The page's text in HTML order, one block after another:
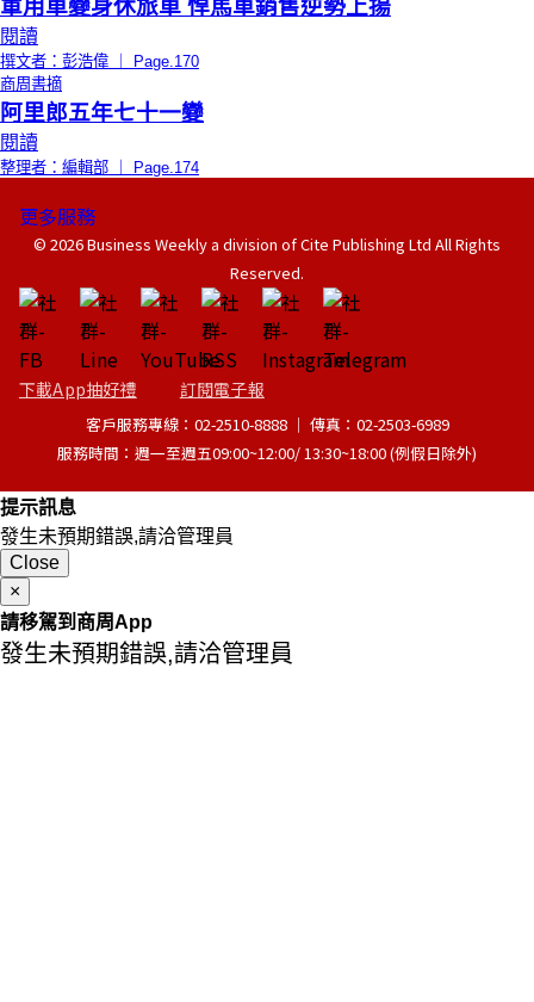
軍用車變身休旅車 悍馬車銷售逆勢上揚
閱讀
撰文者：彭浩偉 ｜ Page.170
商周書摘
阿里郎五年七十一變
閱讀
整理者：編輯部 ｜ Page.174
更多服務
© 2026 Business Weekly a division of Cite Publishing Ltd All Rights
Reserved.
下載App抽好禮 訂閱電子報
客戶服務專線：02-2510-8888 │ 傳真：02-2503-6989
服務時間：週一至週五09:00~12:00/ 13:30~18:00 (例假日除外)
提示訊息
發生未預期錯誤,請洽管理員
Close
×
請移駕到商周App
發生未預期錯誤,請洽管理員